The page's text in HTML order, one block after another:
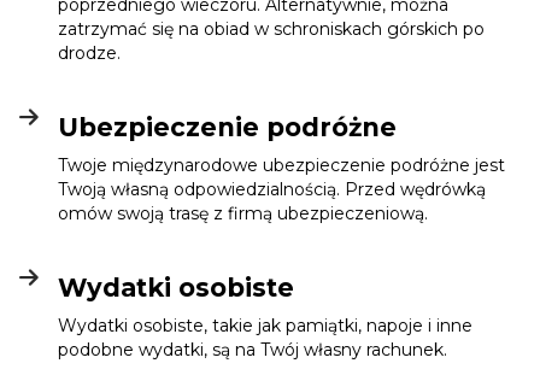
poprzedniego wieczoru. Alternatywnie, można
zatrzymać się na obiad w schroniskach górskich po
drodze.
Ubezpieczenie podróżne
Twoje międzynarodowe ubezpieczenie podróżne jest
Twoją własną odpowiedzialnością. Przed wędrówką
omów swoją trasę z firmą ubezpieczeniową.
Wydatki osobiste
Wydatki osobiste, takie jak pamiątki, napoje i inne
podobne wydatki, są na Twój własny rachunek.